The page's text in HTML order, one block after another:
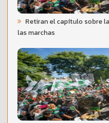
Retiran el capítulo sobre
las marchas